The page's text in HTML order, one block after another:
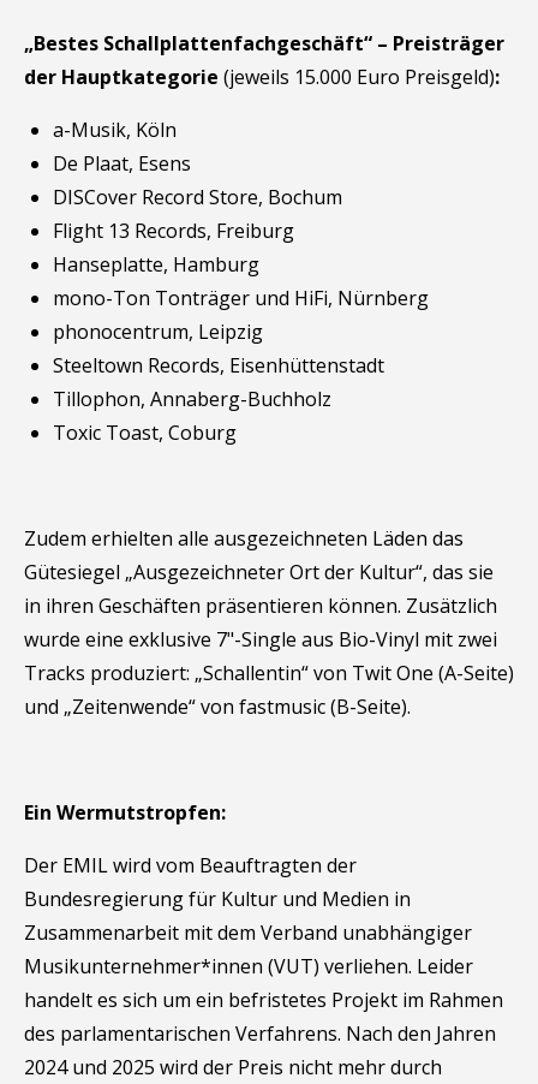
„Bestes Schallplattenfachgeschäft“ – Preisträger
der Hauptkategorie (jeweils 15.000 Euro Preisgeld):
a-Musik, Köln
De Plaat, Esens
DISCover Record Store, Bochum
Flight 13 Records, Freiburg
Hanseplatte, Hamburg
mono-Ton Tonträger und HiFi, Nürnberg
phonocentrum, Leipzig
Steeltown Records, Eisenhüttenstadt
Tillophon, Annaberg-Buchholz
Toxic Toast, Coburg
Zudem erhielten alle ausgezeichneten Läden das
Gütesiegel „Ausgezeichneter Ort der Kultur“, das sie
in ihren Geschäften präsentieren können. Zusätzlich
wurde eine exklusive 7"-Single aus Bio-Vinyl mit zwei
Tracks produziert: „Schallentin“ von Twit One (A-Seite)
und „Zeitenwende“ von fastmusic (B-Seite).
Ein Wermutstropfen:
Der EMIL wird vom Beauftragten der
Bundesregierung für Kultur und Medien in
Zusammenarbeit mit dem Verband unabhängiger
Musikunternehmer*innen (VUT) verliehen. Leider
handelt es sich um ein befristetes Projekt im Rahmen
des parlamentarischen Verfahrens. Nach den Jahren
2024 und 2025 wird der Preis nicht mehr durch